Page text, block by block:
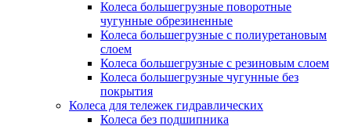
Колеса большегрузные поворотные
чугунные обрезиненные
Колеса большегрузные с полиуретановым
слоем
Колеса большегрузные с резиновым слоем
Колеса большегрузные чугунные без
покрытия
Колеса для тележек гидравлических
Колеса без подшипника